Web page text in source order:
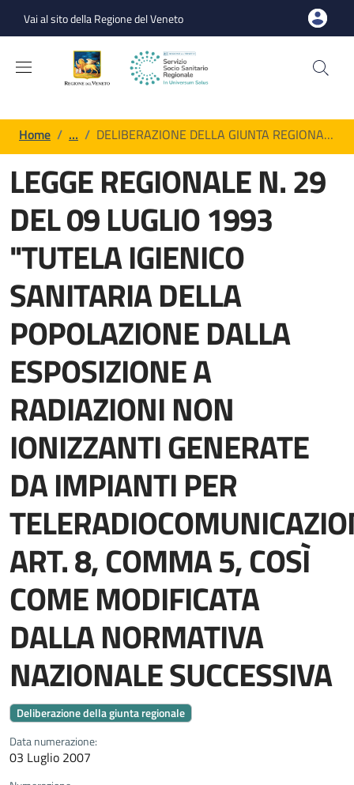
Vai al sito della Regione del Veneto
Briciole di pane
Home / … / DELIBERAZIONE DELLA GIUNTA REGIONA…
LEGGE REGIONALE N. 29
DEL 09 LUGLIO 1993
"TUTELA IGIENICO
SANITARIA DELLA
POPOLAZIONE DALLA
ESPOSIZIONE A
RADIAZIONI NON
IONIZZANTI GENERATE
DA IMPIANTI PER
ART. 8, COMMA 5, COSÌ
COME MODIFICATA
DALLA NORMATIVA
NAZIONALE SUCCESSIVA
Deliberazione della giunta regionale
Data numerazione:
03 Luglio 2007